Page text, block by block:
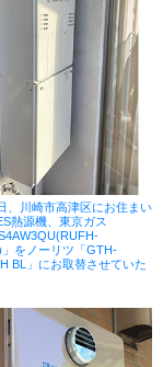
、川崎市高津区にお住まい
熱源機、東京ガス
」をノーリツ「GTH-
BL」にお取替させていた